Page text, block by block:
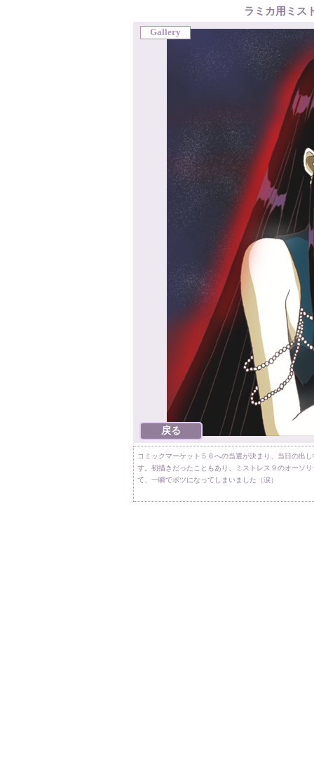
ラミカ用ミス
Gallery
コミックマーケット５６への当選が決まり、当日の出
す。初描きだったこともあり、ミストレス９のオーソ
て、一瞬でボツになってしまいました（涙）